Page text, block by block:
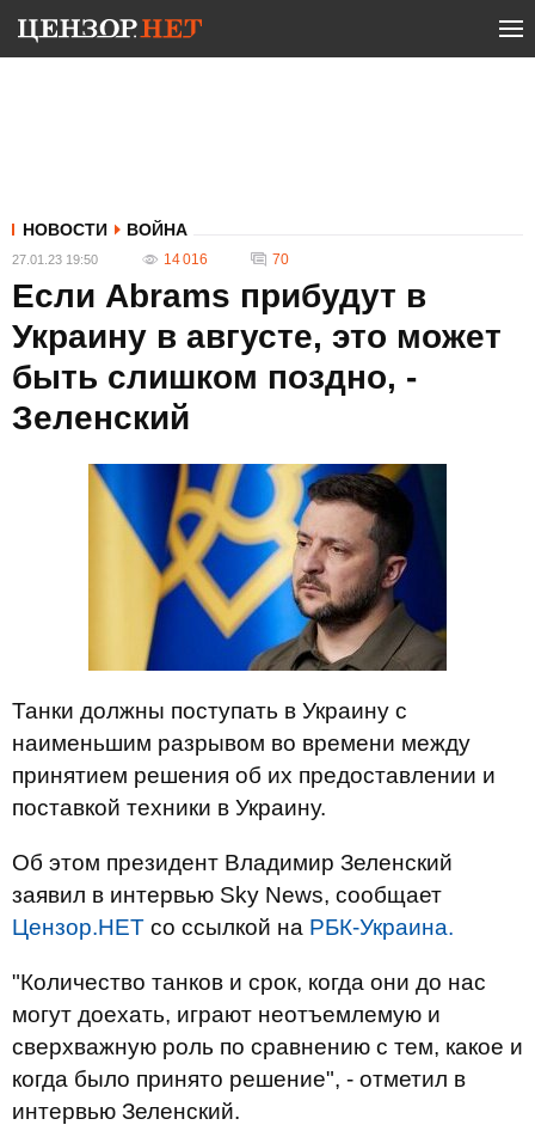
НОВОСТИ ВОЙНА
27.01.23 19:50 14 016 70
Если Abrams прибудут в
Украину в августе, это может
быть слишком поздно, -
Зеленский
Танки должны поступать в Украину с
наименьшим разрывом во времени между
принятием решения об их предоставлении и
поставкой техники в Украину.
Об этом президент Владимир Зеленский
заявил в интервью Sky News, сообщает
Цензор.НЕТ со ссылкой на РБК-Украина.
"Количество танков и срок, когда они до нас
могут доехать, играют неотъемлемую и
сверхважную роль по сравнению с тем, какое и
когда было принято решение", - отметил в
интервью Зеленский.